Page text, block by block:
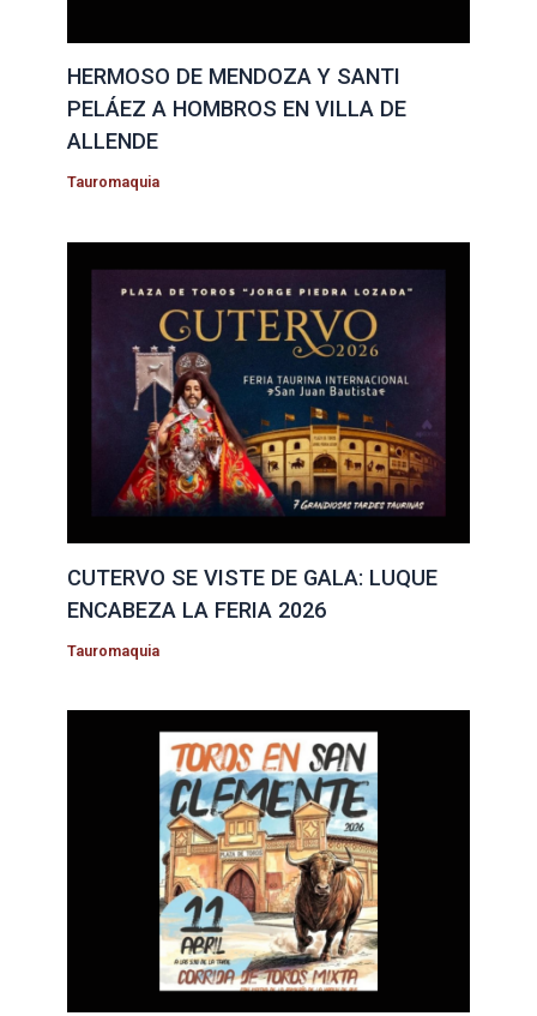
HERMOSO DE MENDOZA Y SANTI
PELÁEZ A HOMBROS EN VILLA DE
ALLENDE
Tauromaquia
CUTERVO SE VISTE DE GALA: LUQUE
ENCABEZA LA FERIA 2026
Tauromaquia